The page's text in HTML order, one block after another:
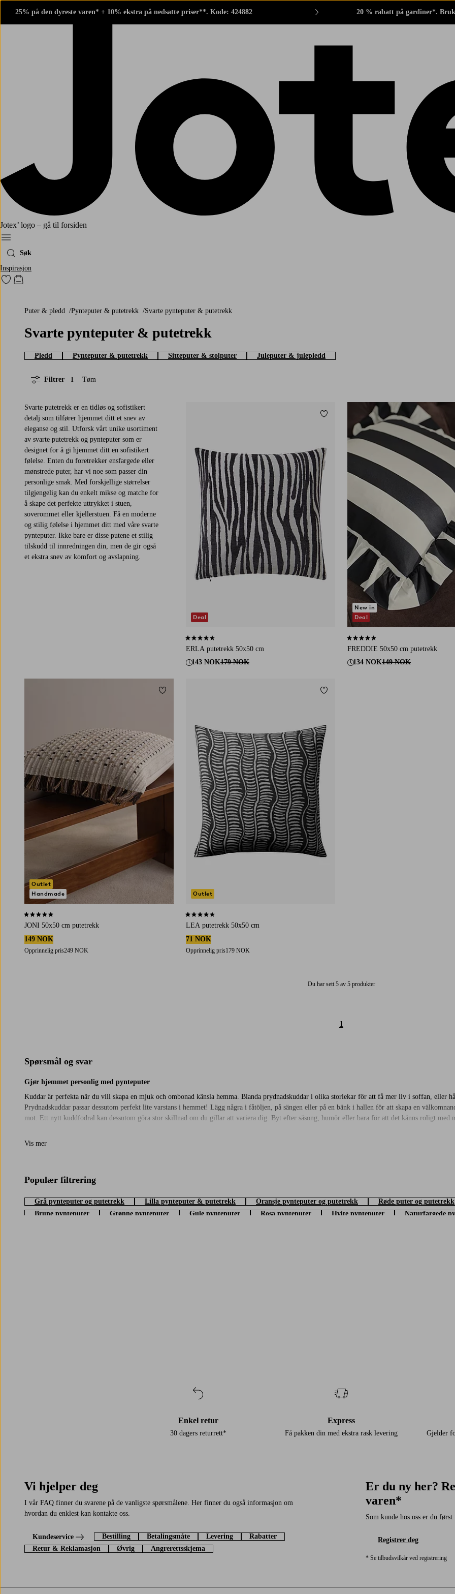
25% på den dyreste varen* + 10% ekstra på nedsatte priser**. Kode: 424882 20 % rabatt på gardiner*. Bruk
Jotex’ logo – gå til forsiden
Meny
Søk
Inspirasjon
Gå til favorittmerkede produkter
Gå til handlekurven
Puter & pledd Pynteputer & putetrekk Svarte pynteputer & putetrekk
Svarte pynteputer & putetrekk
Pledd Pynteputer & putetrekk Sitteputer & stolputer Juleputer & julepledd
Filtrer 1 Tøm
Svarte putetrekk er en tidløs og sofistikert
detalj som tilfører hjemmet ditt et snev av
eleganse og stil. Utforsk vårt unike usortiment
av svarte putetrekk og pynteputer som er
designet for å gi hjemmet ditt en sofistikert
følelse. Enten du foretrekker ensfargede eller
mønstrede puter, har vi noe som passer din
personlige smak. Med forskjellige størrelser
tilgjengelig kan du enkelt mikse og matche for
å skape det perfekte uttrykket i stuen,
soverommet eller kjellerstuen. Få en moderne
og stilig følelse i hjemmet ditt med våre svarte
pynteputer. Ikke bare er disse putene et stilig
tilskudd til innredningen din, men de gir også
et ekstra snev av komfort og avslapning.
ERLA putetrekk 50x50 cm
143 NOK179 NOK
4,7 basert på 16 karaktergivninger
Deal
Legg til favoritter
FREDDIE 50x50 cm putetrekk
134 NOK149 NOK
4,6 basert på 14 karaktergivninger
New in
Deal
JONI 50x50 cm putetrekk
149 NOK
Opprinnelig pris249 NOK
5,0 basert på 1 karaktergivninger
Outlet
Handmade
Legg til favoritter
LEA putetrekk 50x50 cm
71 NOK
Opprinnelig pris179 NOK
4,5 basert på 4 karaktergivninger
Outlet
Legg til favoritter
Du har sett 5 av 5 produkter
1
Spørsmål og svar
Gjør hjemmet personlig med pynteputer
Kuddar är perfekta när du vill skapa en mjuk och ombonad känsla hemma. Blanda prydnadskuddar i olika storlekar för att få mer liv i soffan, eller
Prydnadskuddar passar dessutom perfekt lite varstans i hemmet! Lägg några i fåtöljen, på sängen eller på en bänk i hallen för att skapa en
mot. Ett nytt kuddfodral kan dessutom göra stor skillnad om du gillar att variera dig. Byt efter säsong, humör eller bara för att det känns roligt med
Vis mer
Populær filtrering
Grå pynteputer og putetrekk Lilla pynteputer & putetrekk Oransje pynteputer og putetrekk Røde puter og putetrekk
Brune pynteputer
Grønne pynteputer Gule pynteputer Rosa pynteputer Hvite pynteputer Naturfargede
Enkel retur
30 dagers returrett*
Express
Få pakken din med ekstra rask levering Gjelder
Er du ny her?
varen*
Som kunde hos oss er du
Registrer deg
* Se tilbudsvilkår ved registrering
Vi hjelper deg
I vår FAQ finner du svarene på de vanligste spørsmålene. Her finner du også informasjon om
hvordan du enklest kan kontakte oss.
Kundeservice Bestilling Betalingsmåte Levering
Rabatter
Retur & Reklamasjon
Øvrig Angrerettsskjema